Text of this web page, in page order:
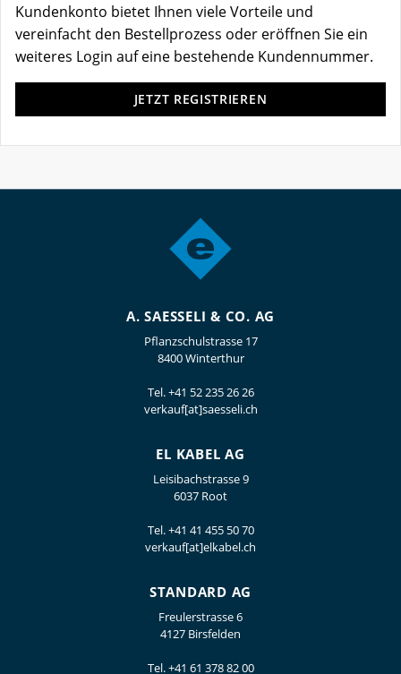
Kundenkonto bietet Ihnen viele Vorteile und
vereinfacht den Bestellprozess oder eröffnen Sie ein
weiteres Login auf eine bestehende Kundennummer.
JETZT REGISTRIEREN
A. SAESSELI & CO. AG
Pflanzschulstrasse 17
8400 Winterthur
Tel.+41 52 235 26 26
verkauf[at]saesseli.ch
EL KABEL AG
Leisibachstrasse 9
6037 Root
Tel.+41 41 455 50 70
verkauf[at]elkabel.ch
STANDARD AG
Freulerstrasse 6
4127 Birsfelden
Tel.+41 61 378 82 00